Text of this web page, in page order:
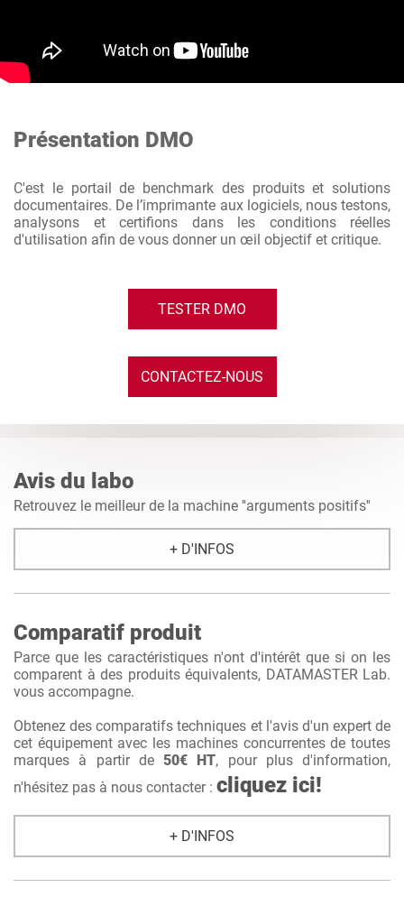
Présentation DMO
C'est le portail de benchmark des produits et solutions
documentaires. De l’imprimante aux logiciels, nous testons,
analysons et certifions dans les conditions réelles
d'utilisation afin de vous donner un œil objectif et critique.
TESTER DMO
CONTACTEZ-NOUS
Avis du labo
Retrouvez le meilleur de la machine ''arguments positifs''
+ D'INFOS
Comparatif produit
Parce que les caractéristiques n'ont d'intérêt que si on les
comparent à des produits équivalents, DATAMASTER Lab.
vous accompagne.
Obtenez des comparatifs techniques et l'avis d'un expert de
cet équipement avec les machines concurrentes de toutes
marques à partir de 50€ HT, pour plus d'information,
n'hésitez pas à nous contacter : cliquez ici!
+ D'INFOS